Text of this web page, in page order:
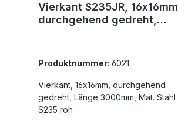
Vierkant S235JR, 16x16mm,
durchgehend gedreht,
Produktnummer: 6021
Vierkant, 16x16mm, durchgehend
gedreht, Länge 3000mm, Mat. Stahl
S235 roh